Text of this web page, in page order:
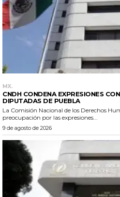
MX.
CNDH CONDENA EXPRESIONES
DIPUTADAS DE PUEBLA
La Comisión Nacional de los Derechos
preocupación por las expresiones...
9 de agosto de 2026